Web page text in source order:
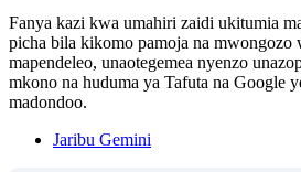
Fanya kazi kwa umahiri zaidi ukitumia
picha bila kikomo pamoja na mwongozo
mapendeleo, unaotegemea nyenzo
mkono na huduma ya Tafuta na Google
madondoo.
Jaribu Gemini